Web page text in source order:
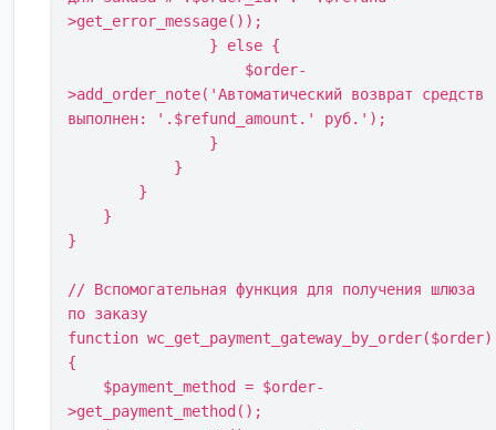
>get_error_message());
>add_order_note('Автоматический возврат средств
выполнен: '.$refund_amount.' руб.');
}
// Вспомогательная функция для получения шлюза
по заказу
function
{
>get_payment_method();